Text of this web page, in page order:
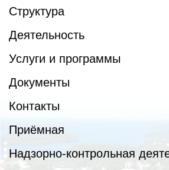
Структура
Деятельность
Услуги и программы
Документы
Контакты
Приёмная
Надзорно-контрольная